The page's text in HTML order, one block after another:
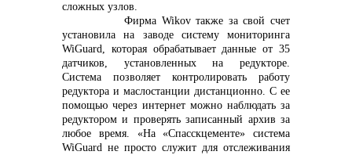
сложных узлов.
Фирма Wikovтакже за свой счет
установила на заводе систему мониторинга
WiGuard, которая обрабатывает данные от 35
датчиков, установленных на редукторе.
Система позволяет контролировать работу
редуктора и маслостанции дистанционно. С ее
помощью через интернет можно наблюдать за
редуктором и проверять записанный архив за
любое время. «На «Спасскцементе» система
WiGuard не просто служит для отслеживания